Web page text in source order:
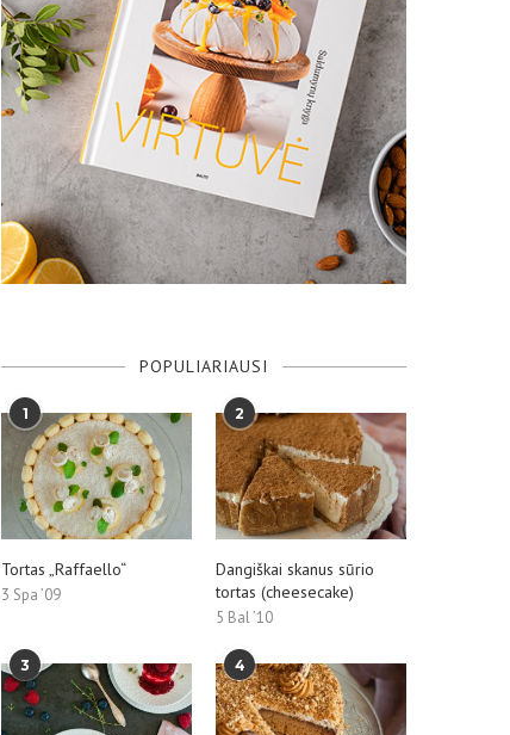
POPULIARIAUSI
1
Tortas „Raffaello“
3 Spa ’09
2
Dangiškai skanus sūrio
tortas (cheesecake)
5 Bal ’10
3 4